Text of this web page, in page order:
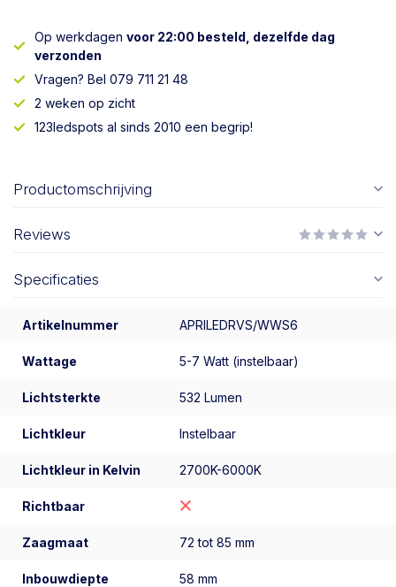
Op werkdagen voor 22:00 besteld, dezelfde dag
verzonden
Vragen? Bel 079 711 21 48
2 weken op zicht
123ledspots al sinds 2010 een begrip!
Productomschrijving
Reviews
Specificaties
Artikelnummer APRILEDRVS/WWS6
Wattage 5-7 Watt (instelbaar)
Lichtsterkte 532 Lumen
Lichtkleur Instelbaar
Lichtkleur in Kelvin 2700K-6000K
Richtbaar
Zaagmaat 72 tot 85 mm
Inbouwdiepte 58 mm